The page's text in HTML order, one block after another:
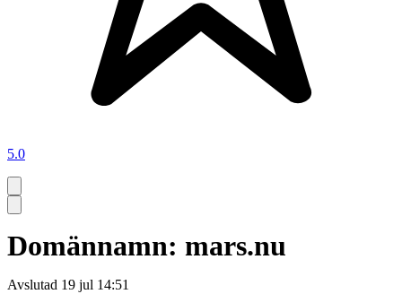
5.0
Domännamn: mars.nu
Avslutad 19 jul 14:51